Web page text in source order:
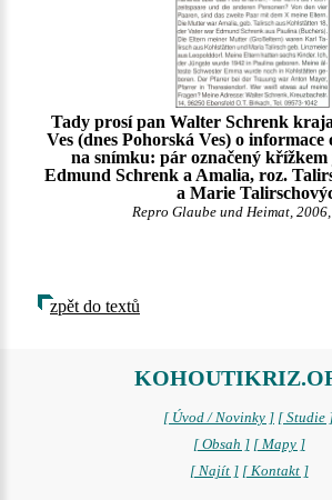
Tady prosí pan Walter Schrenk
Ves (dnes Pohorská Ves) o informace
na snímku: pár označený křížkem
Edmund Schrenk a Amalia, roz.
a Marie
Repro Glaube und Heimat, 2006,
zpět do textů
[ Úvod / Novinky ] [ Studie
[ Obsah ] [ Mapy ]
[ Najít ] [ Kontakt ]